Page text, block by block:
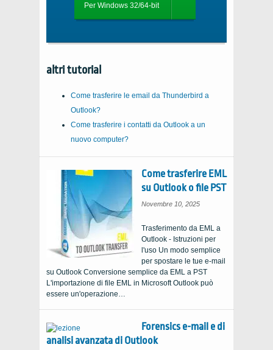
Per Windows 32/64-bit
altri tutorial
Come trasferire le email da Thunderbird a
Outlook?
Come trasferire i contatti da Outlook a un
nuovo computer?
Come trasferire EML
su Outlook o file PST
Novembre 10, 2025
Trasferimento da EML a
Outlook - Istruzioni per
l'uso Un modo semplice
per spostare le tue e-mail
su Outlook Conversione semplice da EML a PST
L'importazione di file EML in Microsoft Outlook può
essere un'operazione…
Forensics e-mail e di
analisi avanzata di Outlook